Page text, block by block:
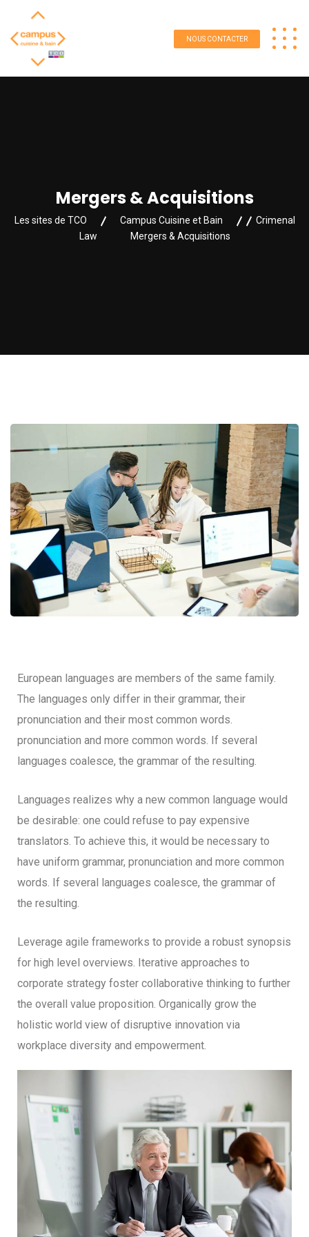
NOUS CONTACTER
Mergers & Acquisitions
Les sites de TCO Campus Cuisine et Bain
Crimenal
Law
Mergers & Acquisitions
European languages are members of the same family.
The languages only differ in their grammar, their
pronunciation and their most common words.
pronunciation and more common words. If several
languages coalesce, the grammar of the resulting.
Languages realizes why a new common language would
be desirable: one could refuse to pay expensive
translators. To achieve this, it would be necessary to
have uniform grammar, pronunciation and more common
words. If several languages coalesce, the grammar of
the resulting.
Leverage agile frameworks to provide a robust synopsis
for high level overviews. Iterative approaches to
corporate strategy foster collaborative thinking to further
the overall value proposition. Organically grow the
holistic world view of disruptive innovation via
workplace diversity and empowerment.